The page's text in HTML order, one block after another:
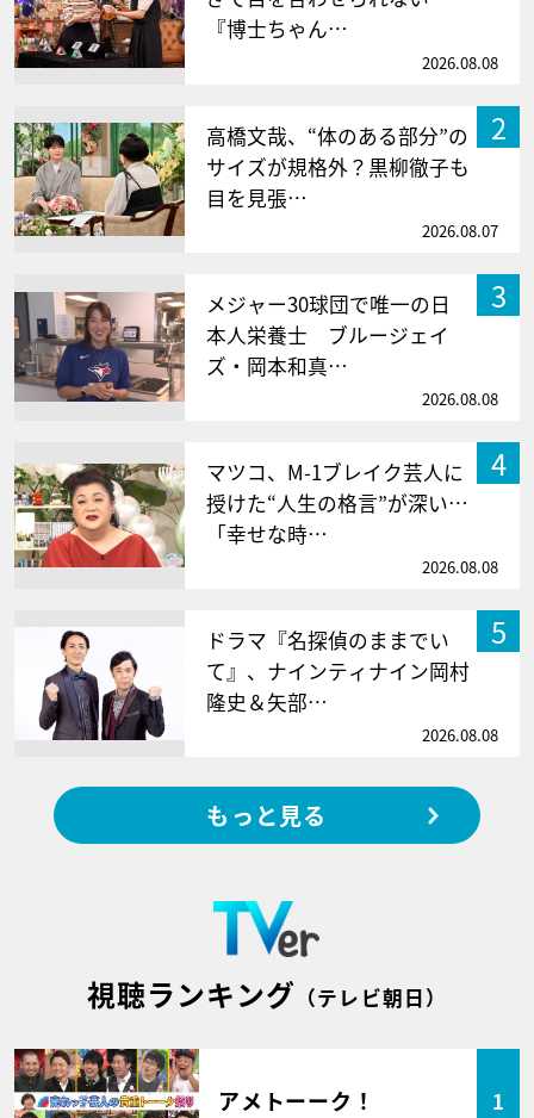
『博士ちゃん…
2026.08.08
2
高橋文哉、“体のある部分”の
サイズが規格外？黒柳徹子も
目を見張…
2026.08.07
3
メジャー30球団で唯一の日
本人栄養士 ブルージェイ
ズ・岡本和真…
2026.08.08
4
マツコ、M-1ブレイク芸人に
授けた“人生の格言”が深い…
「幸せな時…
2026.08.08
5
ドラマ『名探偵のままでい
て』、ナインティナイン岡村
隆史＆矢部…
2026.08.08
もっと見る
視聴ランキング （テレビ朝日）
アメトーーク！ 1